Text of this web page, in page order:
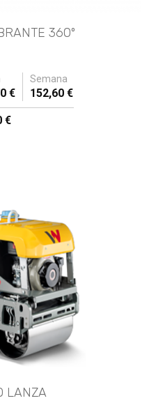
360º
Semana
€ 152,60 €
€
LANZA